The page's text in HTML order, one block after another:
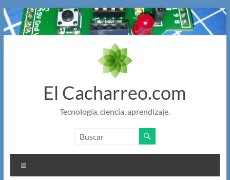
Saltar
al
contenido
El Cacharreo.com
Tecnología, ciencia, aprendizaje.